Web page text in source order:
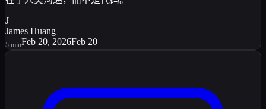
J
James Huang
5 minFeb 20, 2026Feb 20